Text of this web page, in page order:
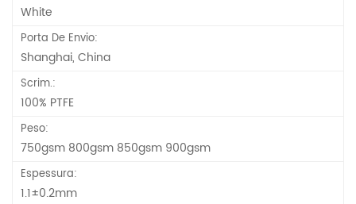
White
Porta De Envio:
Shanghai, China
Scrim.:
100% PTFE
Peso:
750gsm 800gsm 850gsm 900gsm
Espessura:
1.1±0.2mm